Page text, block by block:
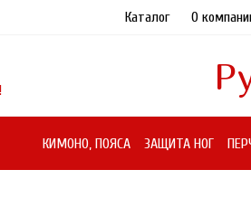
Каталог О
КИМОНО, ПОЯСА ЗАЩИТА НОГ